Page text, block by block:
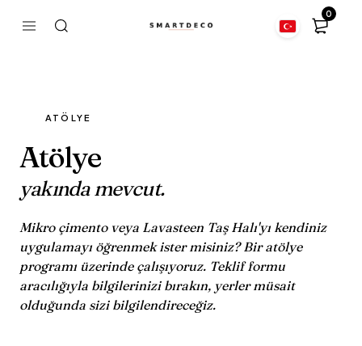
0
ATÖLYE
Atölye
yakında mevcut.
Mikro çimento veya Lavasteen Taş Halı'yı kendiniz
uygulamayı öğrenmek ister misiniz? Bir atölye
programı üzerinde çalışıyoruz. Teklif formu
aracılığıyla bilgilerinizi bırakın, yerler müsait
olduğunda sizi bilgilendireceğiz.